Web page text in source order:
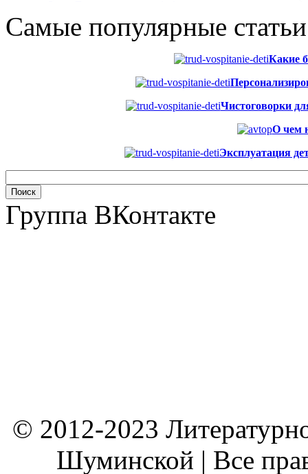
Самые популярные
Какие
Чистоговорки
О чем
Эксплуатация
Группа ВКонтакте
© 2012-2023
Шуминской | Все